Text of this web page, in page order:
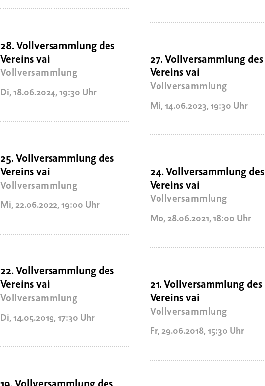
28. Vollversammlung des
Vereins vai
Vollversammlung
Di, 18.06.2024,19:30 Uhr
27. Vollversammlung des
Vereins vai
Vollversammlung
Mi, 14.06.2023,19:30 Uhr
25. Vollversammlung des
Vereins vai
Vollversammlung
Mi, 22.06.2022,19:00 Uhr
24. Vollversammlung des
Vereins vai
Vollversammlung
Mo, 28.06.2021,18:00 Uhr
22. Vollversammlung des
Vereins vai
Vollversammlung
Di, 14.05.2019,17:30 Uhr
21. Vollversammlung des
Vereins vai
Vollversammlung
Fr, 29.06.2018,15:30 Uhr
19. Vollversammlung des